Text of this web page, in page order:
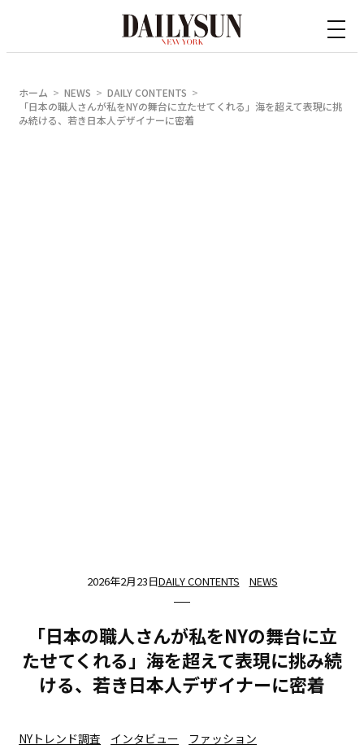
ホーム NEWS
DAILY CONTENTS
「日本の職人さんが私をNYの舞台に立たせてくれる」海を超えて表現に挑
み続ける、若き日本人デザイナーに密着
2026年2月23日DAILY CONTENTS NEWS
「日本の職人さんが私をNYの舞台に立
たせてくれる」海を超えて表現に挑み続
ける、若き日本人デザイナーに密着
NYトレンド調査 インタビュー ファッション